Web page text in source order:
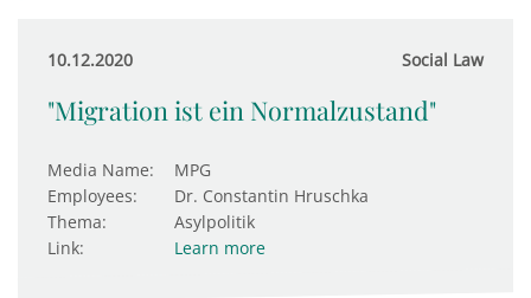
10.12.2020 Social Law
"Migration ist ein Normalzustand"
Media Name:
MPG
Employees:
Dr. Constantin Hruschka
Thema:
Asylpolitik
Link:
Learn more